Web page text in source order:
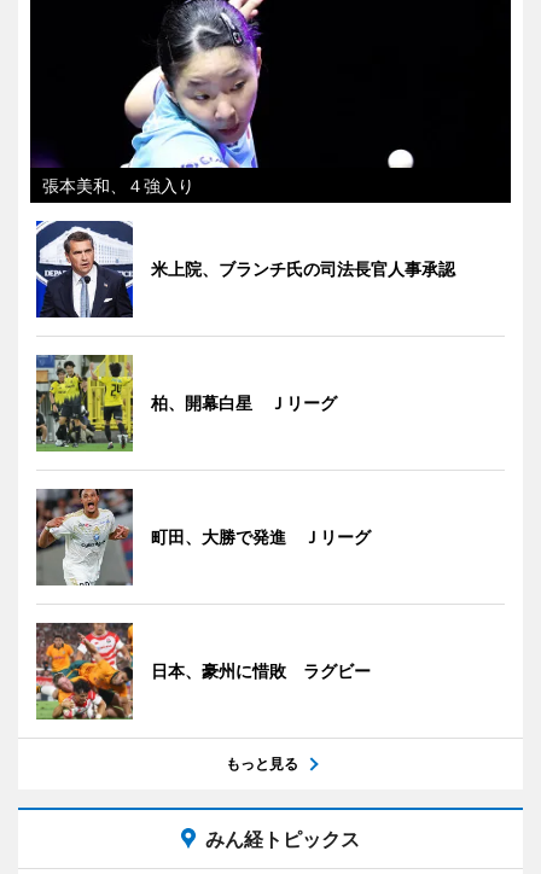
張本美和、４強入り
米上院、ブランチ氏の司法長官人事承認
柏、開幕白星 Ｊリーグ
町田、大勝で発進 Ｊリーグ
日本、豪州に惜敗 ラグビー
もっと見る
みん経トピックス